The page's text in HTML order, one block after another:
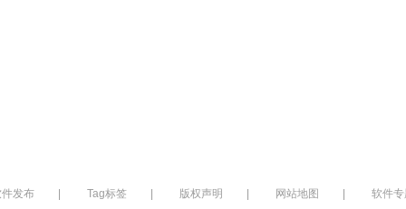
发布 | Tag标签 | 版权声明 | 网站地图 | 软件